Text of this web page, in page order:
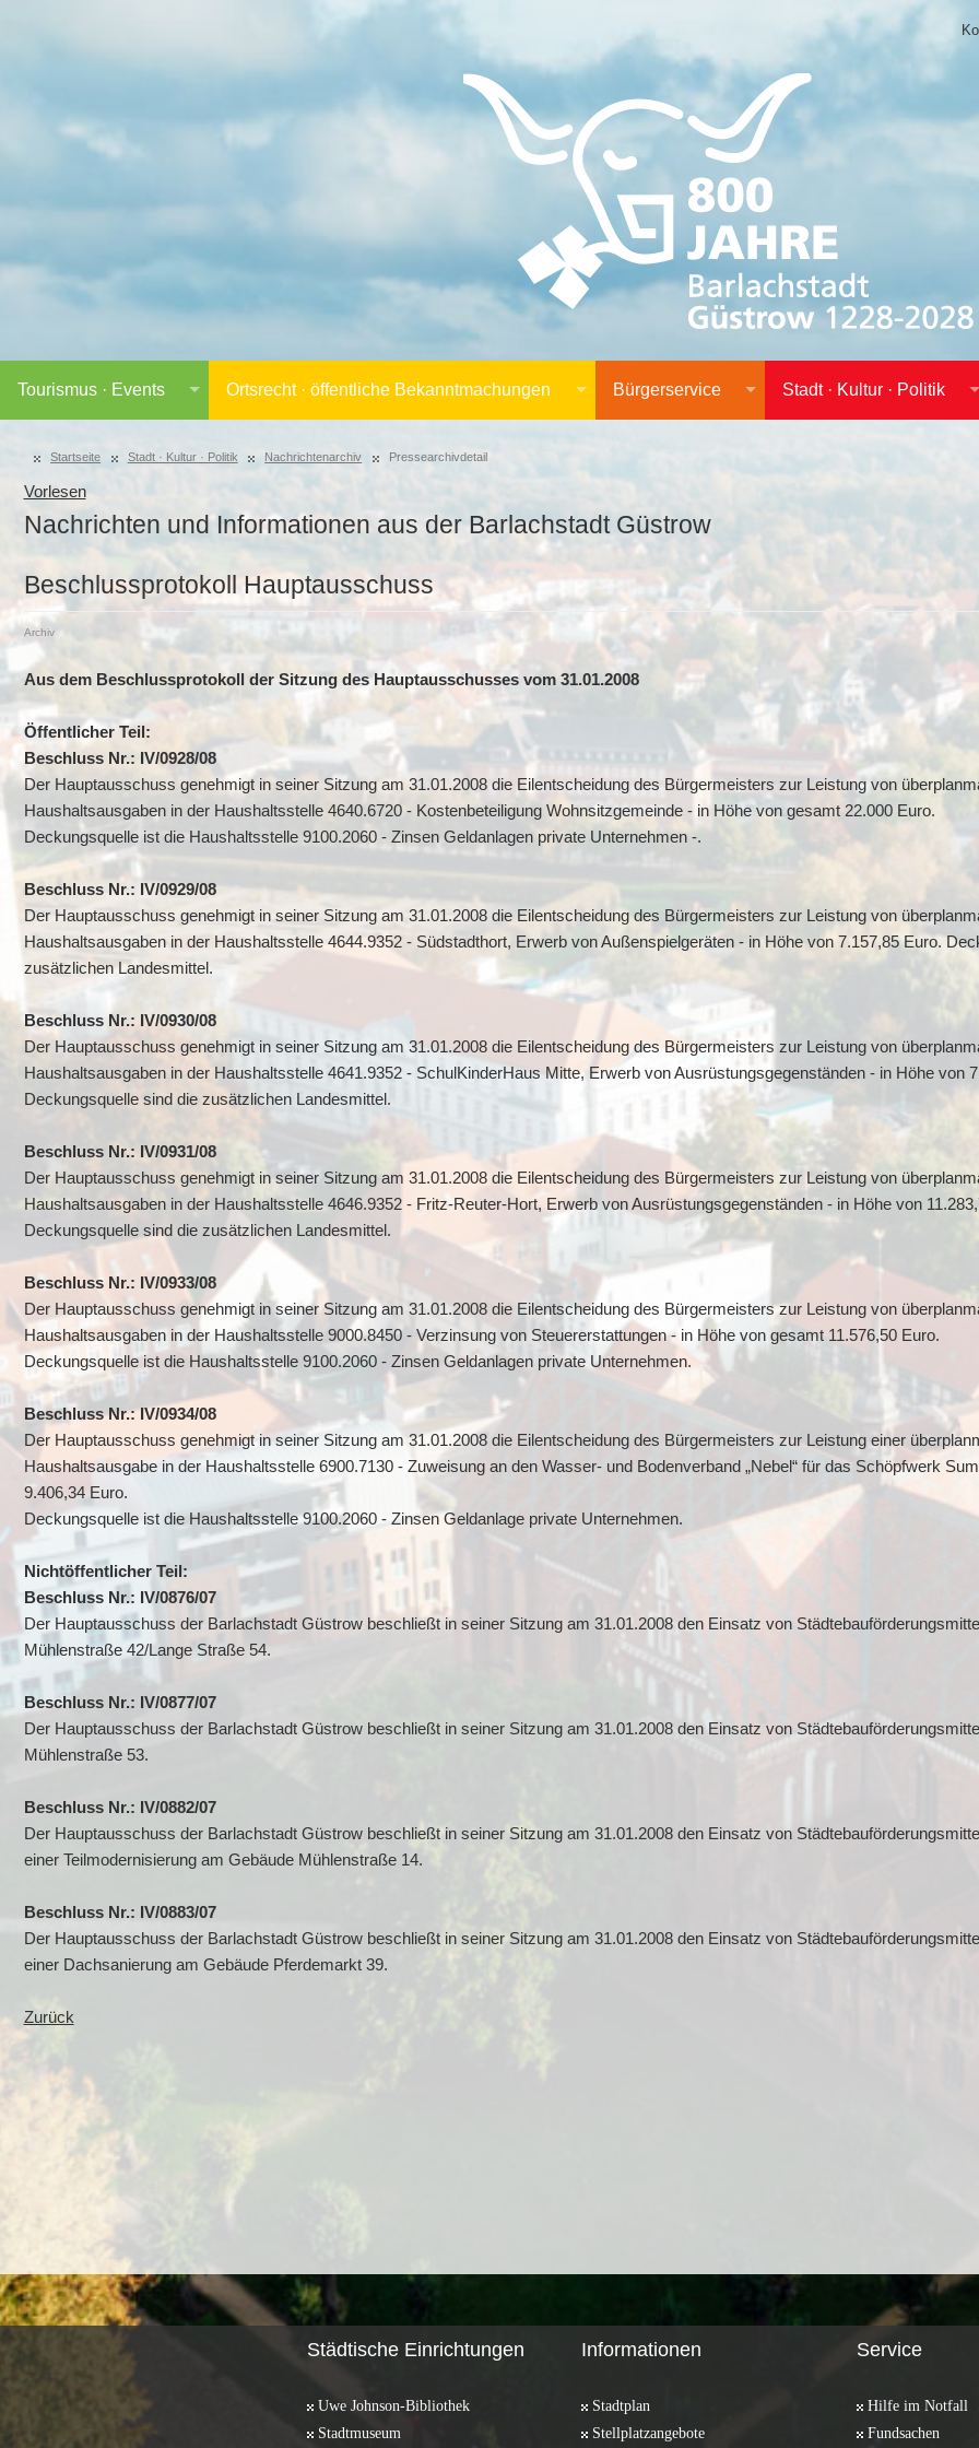
Tourismus · Events Ortsrecht · öffentliche Bekanntmachungen Bürgerservice Stadt · Kultur · Politik
Startseite Stadt · Kultur · Politik Nachrichtenarchiv Pressearchivdetail
Vorlesen
Nachrichten und Informationen aus der Barlachstadt Güstrow
Beschlussprotokoll Hauptausschuss
Archiv
Aus dem Beschlussprotokoll der Sitzung des Hauptausschusses vom 31.01.2008
Öffentlicher Teil:
Beschluss Nr.: IV/0928/08
Der Hauptausschuss genehmigt in seiner Sitzung am 31.01.2008 die Eilentscheidung des Bürgermeisters zur Leistung von
Haushaltsausgaben in der Haushaltsstelle 4640.6720 - Kostenbeteiligung Wohnsitzgemeinde - in Höhe von gesamt 22.000 Euro.
Deckungsquelle ist die Haushaltsstelle 9100.2060 - Zinsen Geldanlagen private Unternehmen -.
Beschluss Nr.: IV/0929/08
Der Hauptausschuss genehmigt in seiner Sitzung am 31.01.2008 die Eilentscheidung des Bürgermeisters zur Leistung von
Haushaltsausgaben in der Haushaltsstelle 4644.9352 - Südstadthort, Erwerb von Außenspielgeräten - in Höhe von 7.157,85 Euro.
zusätzlichen Landesmittel.
Beschluss Nr.: IV/0930/08
Der Hauptausschuss genehmigt in seiner Sitzung am 31.01.2008 die Eilentscheidung des Bürgermeisters zur Leistung von
Haushaltsausgaben in der Haushaltsstelle 4641.9352 - SchulKinderHaus Mitte, Erwerb von Ausrüstungsgegenständen - in Höhe von
Deckungsquelle sind die zusätzlichen Landesmittel.
Beschluss Nr.: IV/0931/08
Der Hauptausschuss genehmigt in seiner Sitzung am 31.01.2008 die Eilentscheidung des Bürgermeisters zur Leistung von
Haushaltsausgaben in der Haushaltsstelle 4646.9352 - Fritz-Reuter-Hort, Erwerb von Ausrüstungsgegenständen - in Höhe von
Deckungsquelle sind die zusätzlichen Landesmittel.
Beschluss Nr.: IV/0933/08
Der Hauptausschuss genehmigt in seiner Sitzung am 31.01.2008 die Eilentscheidung des Bürgermeisters zur Leistung von
Haushaltsausgaben in der Haushaltsstelle 9000.8450 - Verzinsung von Steuererstattungen - in Höhe von gesamt 11.576,50 Euro.
Deckungsquelle ist die Haushaltsstelle 9100.2060 - Zinsen Geldanlagen private Unternehmen.
Beschluss Nr.: IV/0934/08
Der Hauptausschuss genehmigt in seiner Sitzung am 31.01.2008 die Eilentscheidung des Bürgermeisters zur Leistung einer
Haushaltsausgabe in der Haushaltsstelle 6900.7130 - Zuweisung an den Wasser- und Bodenverband „Nebel“ für das Schöpfwerk
9.406,34 Euro.
Deckungsquelle ist die Haushaltsstelle 9100.2060 - Zinsen Geldanlage private Unternehmen.
Nichtöffentlicher Teil:
Beschluss Nr.: IV/0876/07
Der Hauptausschuss der Barlachstadt Güstrow beschließt in seiner Sitzung am 31.01.2008 den Einsatz von
Mühlenstraße 42/Lange Straße 54.
Beschluss Nr.: IV/0877/07
Der Hauptausschuss der Barlachstadt Güstrow beschließt in seiner Sitzung am 31.01.2008 den Einsatz von
Mühlenstraße 53.
Beschluss Nr.: IV/0882/07
Der Hauptausschuss der Barlachstadt Güstrow beschließt in seiner Sitzung am 31.01.2008 den Einsatz von
einer Teilmodernisierung am Gebäude Mühlenstraße 14.
Beschluss Nr.: IV/0883/07
Der Hauptausschuss der Barlachstadt Güstrow beschließt in seiner Sitzung am 31.01.2008 den Einsatz von
einer Dachsanierung am Gebäude Pferdemarkt 39.
Zurück
Städtische Einrichtungen
Uwe Johnson-Bibliothek
Stadtmuseum
Informationen
Stadtplan
Stellplatzangebote
Service
Hilfe im Notfall
Fundsachen